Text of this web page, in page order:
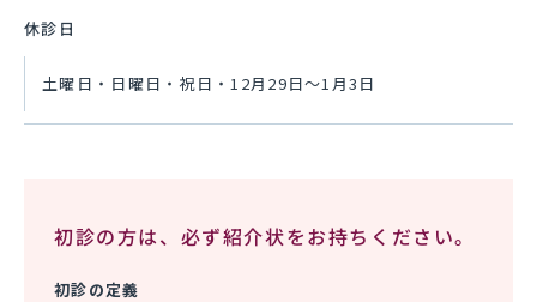
休診日
土曜日・日曜日・祝日・12月29日～1月3日
初診の方は、必ず紹介状をお持ちください。
初診の定義